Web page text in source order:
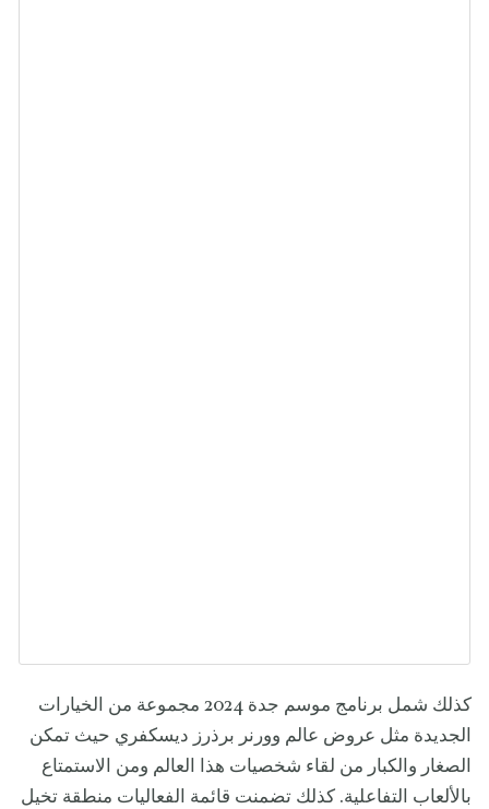
كذلك شمل برنامج موسم جدة 2024 مجموعة من الخيارات
الجديدة مثل عروض عالم وورنر برذرز ديسكفري حيث تمكن
الصغار والكبار من لقاء شخصيات هذا العالم ومن الاستمتاع
بالألعاب التفاعلية. كذلك تضمنت قائمة الفعاليات منطقة تخيل